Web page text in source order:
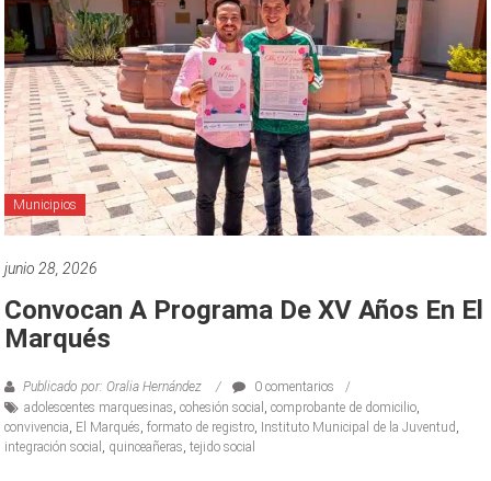
Municipios
junio 28, 2026
Convocan A Programa De XV Años En El
Marqués
Publicado por: Oralia Hernández
0 comentarios
adolescentes marquesinas ,cohesión social ,comprobante de domicilio
convivencia El Marqués ,formato de registro Instituto Municipal de la Juventud
integración social
quinceañeras ,tejido social